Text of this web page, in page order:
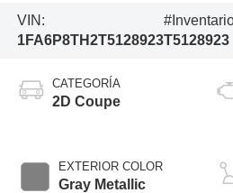
VIN:
1FA6P8TH2T5128923T5128923
CATEGORÍA
2D Coupe
EXTERIOR COLOR
Gray Metallic